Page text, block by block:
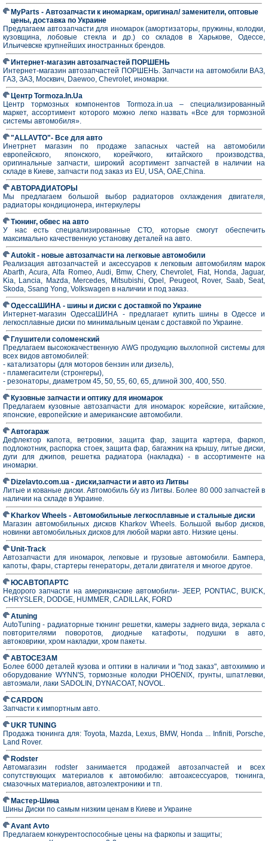
MyParts - Автозапчасти к иномаркам, оригинал/ заменители, оптовые
цены, доставка по Украине
Предлагаем автозапчасти для иномарок (амортизаторы, пружины, колодки,
кузовщина, лобовые стекла и др.) со складов в Харькове, Одессе,
Ильичевске крупнейших иностранных брендов.
Интернет-магазин автозапчастей ПОРШЕНЬ
Интернет-магазин автозапчастей ПОРШЕНЬ. Запчасти на автомобили ВАЗ,
ГАЗ, ЗАЗ, Москвич, Daewoo, Chevrolet, иномарки.
Центр Tormoza.In.Ua
Центр тормозных компонентов Tormoza.in.ua – специализированный
маркет, ассортимент которого можно легко назвать «Все для тормозной
системы автомобиля».
"ALLAVTO"- Все для авто
Инетрнет магазин по продаже запасных частей на автомобили
европейского, японского, корейчкого, китайского производства,
оригинальные запчасти, широкий асортимент запчастей в наличии на
складе в Киеве, запчасти под заказ из EU, USA, OAE,China.
АВТОРАДИАТОРЫ
Мы предлагаем большой выбор радиаторов охлаждения двигателя,
радиаторы кондиционера, интеркулеры
Тюнинг, обвес на авто
У нас есть специализированные СТО, которые смогут обеспечить
максимально качественную установку деталей на авто.
Autokit - новые автозапчасти на легковые автомобили
Реализация автозапчастей и аксессуаров к легковым автомобилям марок
Abarth, Acura, Alfa Romeo, Audi, Bmw, Chery, Chevrolet, Fiat, Honda, Jaguar,
Kia, Lancia, Mazda, Mercedes, Mitsubishi, Opel, Peugeot, Rover, Saab, Seat,
Skoda, Ssang Yong, Volkswagen в наличии и под заказ.
ОдессаШИНА - шины и диски с доставкой по Украине
Интернет-магазин ОдессаШИНА - предлагает купить шины в Одессе и
легкосплавные диски по минимальным ценам с доставкой по Украине.
Глушители соломенский
Предлагаем высококачественную AWG продукцию выхлопной системы для
всех видов автомобилей:
- катализаторы (для моторов бензин или дизель),
- пламeгасители (стронгеры),
- резонаторы, диаметром 45, 50, 55, 60, 65, длиной 300, 400, 550.
Кузовные запчасти и оптику для иномарок
Предлагаем кузовные автозапчасти для иномарок: корейские, китайские,
японские, европейские и американские автомобили.
Автогараж
Дефлектор капота, ветровики, защита фар, защита картера, фаркоп,
подлокотник, распорка стоек, защита фар, багажник на крышу, литые диски,
дуги для джипов, решетка радиатора (накладка) - в ассортименте на
иномарки.
Dizelavto.com.ua - диски,запчасти и авто из Литвы
Литые и кованые диски. Автомобиль б/у из Литвы. Более 80 000 запчастей в
наличии на складе в Украине.
Kharkov Wheels - Автомобильные легкосплавные и стальные диски
Магазин автомобильных дисков Kharkov Wheels. Большой выбор дисков,
новинки автомобильных дисков для любой марки авто. Низкие цены.
Unit-Track
Автозапчасти для иномарок, легковые и грузовые автомобили. Бампера,
капоты, фары, стартеры генераторы, детали двигателя и многое другое.
ЮСАВТОПАРТС
Недорого запчасти на американские автомобили- JEEP, PONTIAC, BUICK,
CHRYSLER, DODGE, HUMMER, CADILLAK, FORD
Atuning
AutoTuning - радиаторные тюнинг решетки, камеры заднего вида, зеркала с
повторителями поворотов, диодные катафоты, подушки в авто,
автоковрики, хром накладки, хром пакеты.
АВТОСЕЗАМ
Более 6000 деталей кузова и оптики в наличии и "под заказ", автохимию и
оборудование WYNN'S, тормозные колодки PHOENIX, грунты, шпатлевки,
автоэмали, лаки SADOLIN, DYNACOAT, NOVOL.
CARDON
Запчасти к импортным авто.
UKR TUNING
Продажа тюнинга для: Toyota, Mazda, Lexus, BMW, Honda ... Infiniti, Porsche,
Land Rover.
Rodster
Автомагазин rodster занимается продажей автозапчастей и всех
сопутствующих материалов к автомобилю: автоаксессуаров, тюнинга,
смазочных материалов, автоэлектроники и тп.
Мастер-Шина
Шины Диски по самым низким ценам в Киеве и Украине
Avant Avto
Предлагаем конкурентоспособные цены на фаркопы и защиты;